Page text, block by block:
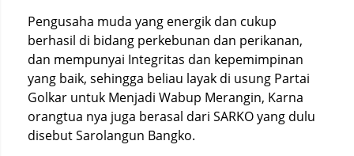
Pengusaha muda yang energik dan cukup
berhasil di bidang perkebunan dan perikanan,
dan mempunyai Integritas dan kepemimpinan
yang baik, sehingga beliau layak di usung Partai
Golkar untuk Menjadi Wabup Merangin, Karna
orangtua nya juga berasal dari SARKO yang dulu
disebut Sarolangun Bangko.